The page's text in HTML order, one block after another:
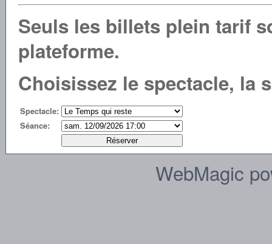
Seuls les billets plein tarif
plateforme.
Choisissez le spectacle, la
Spectacle:
Séance:
WebMagic